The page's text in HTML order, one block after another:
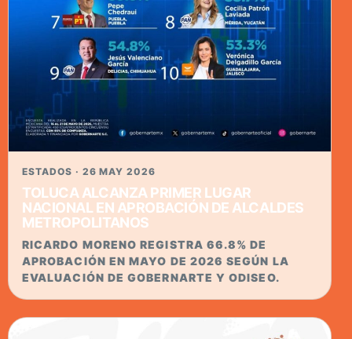
ESTADOS · 26 MAY 2026
TOLUCA ALCANZA PRIMER LUGAR
NACIONAL EN APROBACIÓN DE ALCALDES
METROPOLITANOS
RICARDO MORENO REGISTRA 66.8% DE
APROBACIÓN EN MAYO DE 2026 SEGÚN LA
EVALUACIÓN DE GOBERNARTE Y ODISEO.